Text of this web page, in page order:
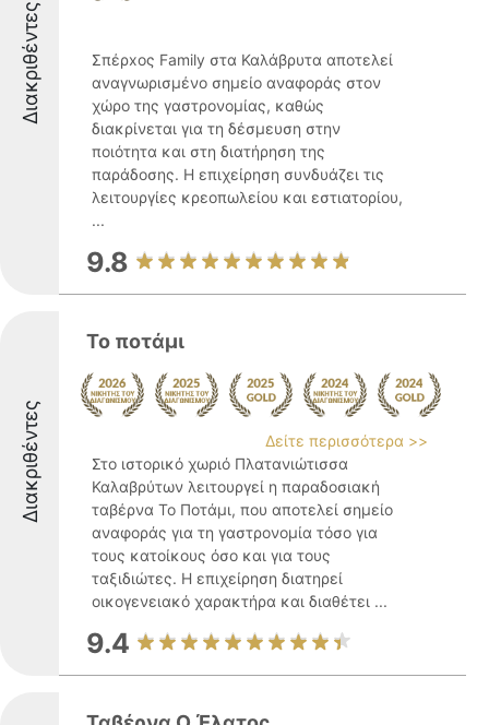
Διακριθέντες
Σπέρxος Family στα Καλάβρυτα αποτελεί
αναγνωρισμένο σημείο αναφοράς στον
χώρο της γαστρονομίας, καθώς
διακρίνεται για τη δέσμευση στην
ποιότητα και στη διατήρηση της
παράδοσης. Η επιχείρηση συνδυάζει τις
λειτουργίες κρεοπωλείου και εστιατορίου,
...
9.8
Διακριθέντες
Το ποτάμι
Δείτε περισσότερα >>
Στο ιστορικό χωριό Πλατανιώτισσα
Καλαβρύτων λειτουργεί η παραδοσιακή
ταβέρνα Το Ποτάμι, που αποτελεί σημείο
αναφοράς για τη γαστρονομία τόσο για
τους κατοίκους όσο και για τους
ταξιδιώτες. Η επιχείρηση διατηρεί
οικογενειακό χαρακτήρα και διαθέτει ...
9.4